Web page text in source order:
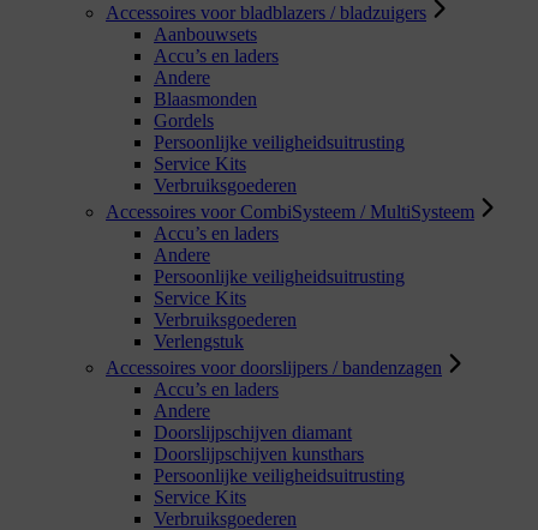
Accessoires voor bladblazers / bladzuigers
Aanbouwsets
Accu’s en laders
Andere
Blaasmonden
Gordels
Persoonlijke veiligheidsuitrusting
Service Kits
Verbruiksgoederen
Accessoires voor CombiSysteem / MultiSysteem
Accu’s en laders
Andere
Persoonlijke veiligheidsuitrusting
Service Kits
Verbruiksgoederen
Verlengstuk
Accessoires voor doorslijpers / bandenzagen
Accu’s en laders
Andere
Doorslijpschijven diamant
Doorslijpschijven kunsthars
Persoonlijke veiligheidsuitrusting
Service Kits
Verbruiksgoederen